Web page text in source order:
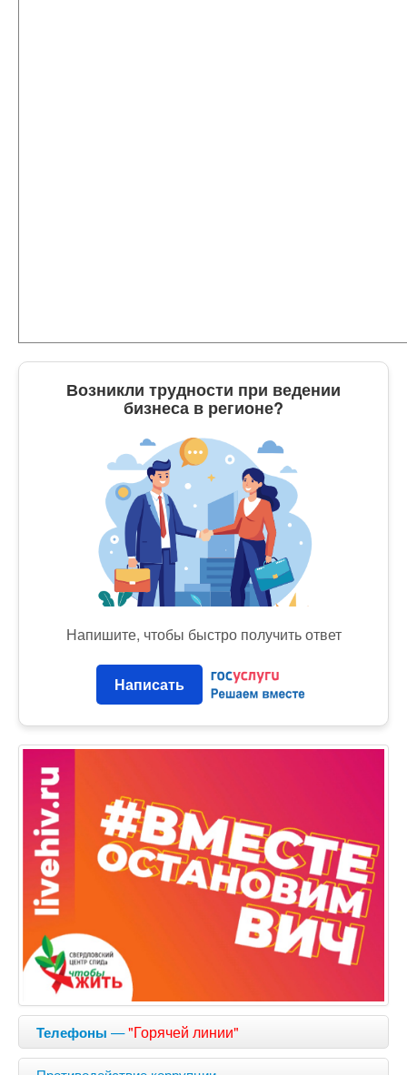
Возникли трудности при ведении
бизнеса в регионе?
Напишите, чтобы быстро получить ответ
Написать
Телефоны —"Горячей линии"